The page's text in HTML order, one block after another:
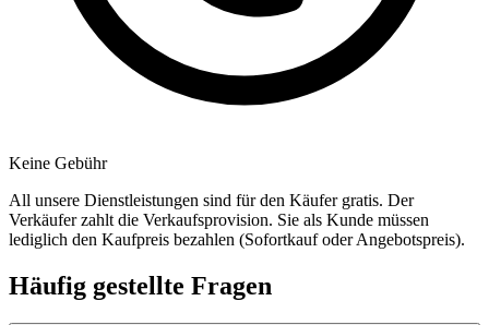
Keine Gebühr
All unsere Dienstleistungen sind für den Käufer gratis. Der
Verkäufer zahlt die Verkaufsprovision. Sie als Kunde müssen
lediglich den Kaufpreis bezahlen (Sofortkauf oder Angebotspreis).
Häufig gestellte Fragen